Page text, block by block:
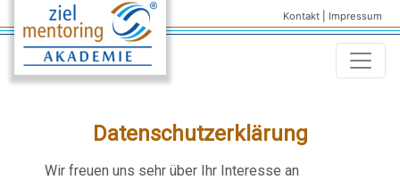
Kontakt Impressum
Datenschutzerklärung
Wir freuen uns sehr über Ihr Interesse an